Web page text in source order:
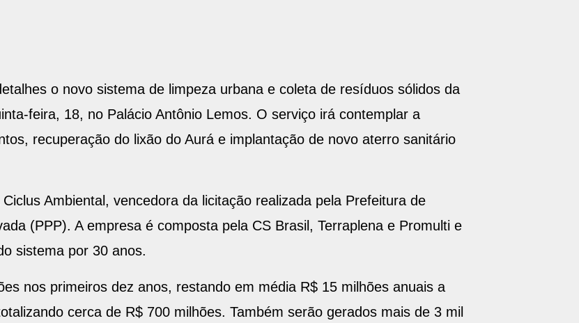
o novo sistema de limpeza urbana e coleta de resíduos sólidos da
feira, 18, no Palácio Antônio Lemos. O serviço irá contemplar a
recuperação do lixão do Aurá e implantação de novo aterro sanitário
Ambiental, vencedora da licitação realizada pela Prefeitura de
(PPP). A empresa é composta pela CS Brasil, Terraplena e Promulti e
sistema por 30 anos.
nos primeiros dez anos, restando em média R$ 15 milhões anuais a
cerca de R$ 700 milhões. Também serão gerados mais de 3 mil